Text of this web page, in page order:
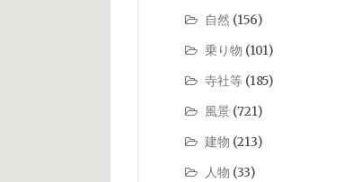
自然 (156)
乗り物 (101)
寺社等 (185)
風景 (721)
建物 (213)
人物 (33)